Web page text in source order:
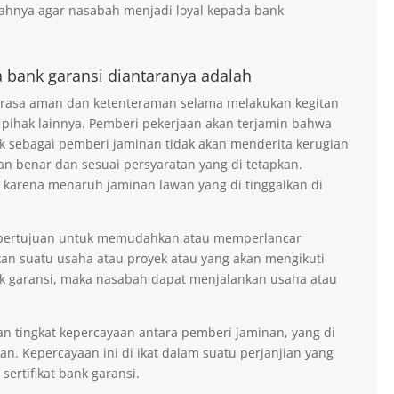
agar nasabah menjadi loyal kepada bank
garansi diantaranya adalah
aman dan ketenteraman selama melakukan kegitan
lainnya. Pemberi pekerjaan akan terjamin bahwa
sebagai pemberi jaminan tidak akan menderita kerugian
benar dan sesuai persyaratan yang di tetapkan.
menaruh jaminan lawan yang di tinggalkan di
untuk memudahkan atau memperlancar
suatu usaha atau proyek atau yang akan mengikuti
garansi, maka nasabah dapat menjalankan usaha atau
tingkat kepercayaan antara pemberi jaminan, yang di
Kepercayaan ini di ikat dalam suatu perjanjian yang
bank garansi.